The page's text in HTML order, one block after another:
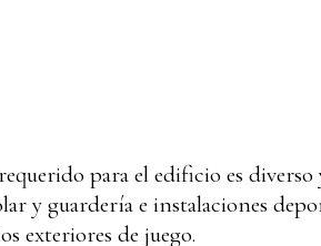
para el edificio es
y guardería e instalaciones
exteriores de juego.